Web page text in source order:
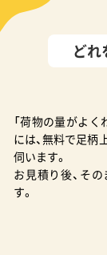
どれ
「荷物の量がよく
には、無料で足柄
伺います。
お見積り後、そ
す。